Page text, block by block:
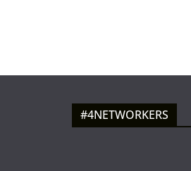
#4NETWORKERS